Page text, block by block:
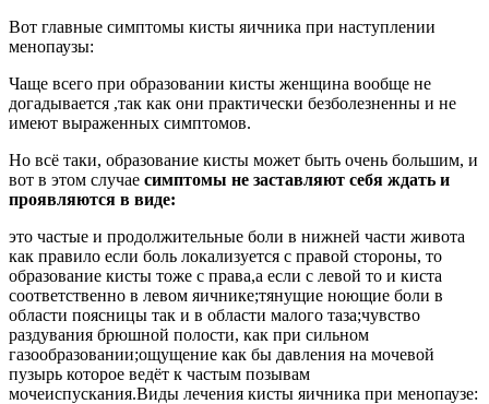
Вот главные симптомы кисты яичника при наступлении
менопаузы:
Чаще всего при образовании кисты женщина вообще не
догадывается ,так как они практически безболезненны и не
имеют выраженных симптомов.
Но всё таки, образование кисты может быть очень большим, и
вот в этом случае симптомы не заставляют себя ждать и
проявляются в виде:
это частые и продолжительные боли в нижней части живота
как правило если боль локализуется с правой стороны, то
образование кисты тоже с права,а если с левой то и киста
соответственно в левом яичнике;тянущие ноющие боли в
области поясницы так и в области малого таза;чувство
раздувания брюшной полости, как при сильном
газообразовании;ощущение как бы давления на мочевой
пузырь которое ведёт к частым позывам
мочеиспускания.Виды лечения кисты яичника при менопаузе: